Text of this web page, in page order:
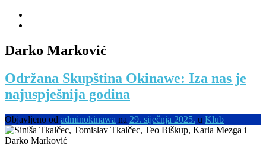
Darko Marković
Održana Skupština Okinawe: Iza nas je
najuspješnija godina
Objavljeno od adminokinawa na 29. siječnja 2025. u Klub